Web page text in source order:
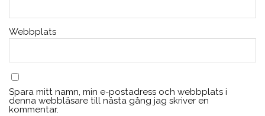
Webbplats
Spara mitt namn, min e-postadress och webbplats i
denna webbläsare till nästa gång jag skriver en
kommentar.